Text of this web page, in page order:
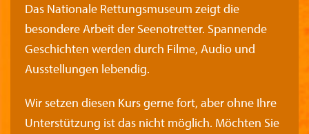
Das Nationale Rettungsmuseum zeigt die
besondere Arbeit der Seenotretter. Spannende
Geschichten werden durch Filme, Audio und
Ausstellungen lebendig.
Wir setzen diesen Kurs gerne fort, aber ohne Ihre
Unterstützung ist das nicht möglich. Möchten Sie